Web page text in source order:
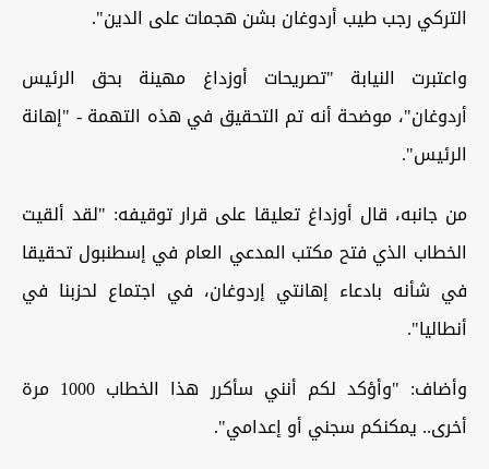
التركي رجب طيب أردوغان بشن هجمات على الدين".
واعتبرت النيابة "تصريحات أوزداغ مهينة بحق الرئيس
أردوغان"، موضحة أنه تم التحقيق في هذه التهمة - "إهانة
الرئيس".
من جانبه، قال أوزداغ تعليقا على قرار توقيفه: "لقد ألقيت
الخطاب الذي فتح مكتب المدعي العام في إسطنبول تحقيقا
في شأنه بادعاء إهانتي إردوغان، في اجتماع لحزبنا في
أنطاليا".
وأضاف: "وأؤكد لكم أنني سأكرر هذا الخطاب 1000 مرة
أخرى.. يمكنكم سجني أو إعدامي".